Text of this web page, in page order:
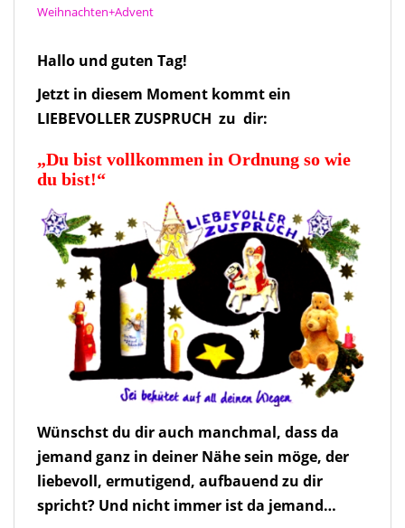
Weihnachten+Advent
Hallo und guten Tag!
Jetzt in diesem Moment kommt ein
LIEBEVOLLER ZUSPRUCH zu dir:
„Du bist vollkommen in Ordnung so wie
du bist!“
Wünschst du dir auch manchmal, dass da
jemand ganz in deiner Nähe sein möge, der
liebevoll, ermutigend, aufbauend zu dir
spricht? Und nicht immer ist da jemand…